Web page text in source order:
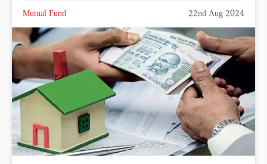
Mutual Fund 22nd Aug 2024